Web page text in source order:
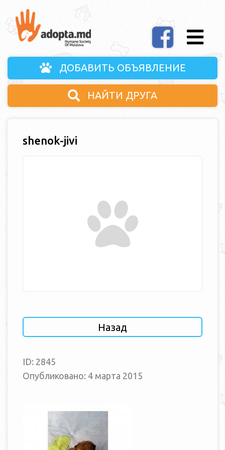
ДОБАВИТЬ ОБЪЯВЛЕНИЕ
НАЙТИ ДРУГА
shenok-jivi
Назад
ID: 2845
Опубликовано: 4 марта 2015